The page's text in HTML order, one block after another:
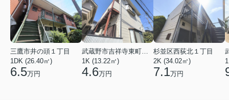
三鷹市井の頭１丁目
1DK (26.40㎡)
6.5万円
1K (13.22㎡)
4.6万円
杉並区西荻北１丁目
2K (34.02㎡)
7.1万円